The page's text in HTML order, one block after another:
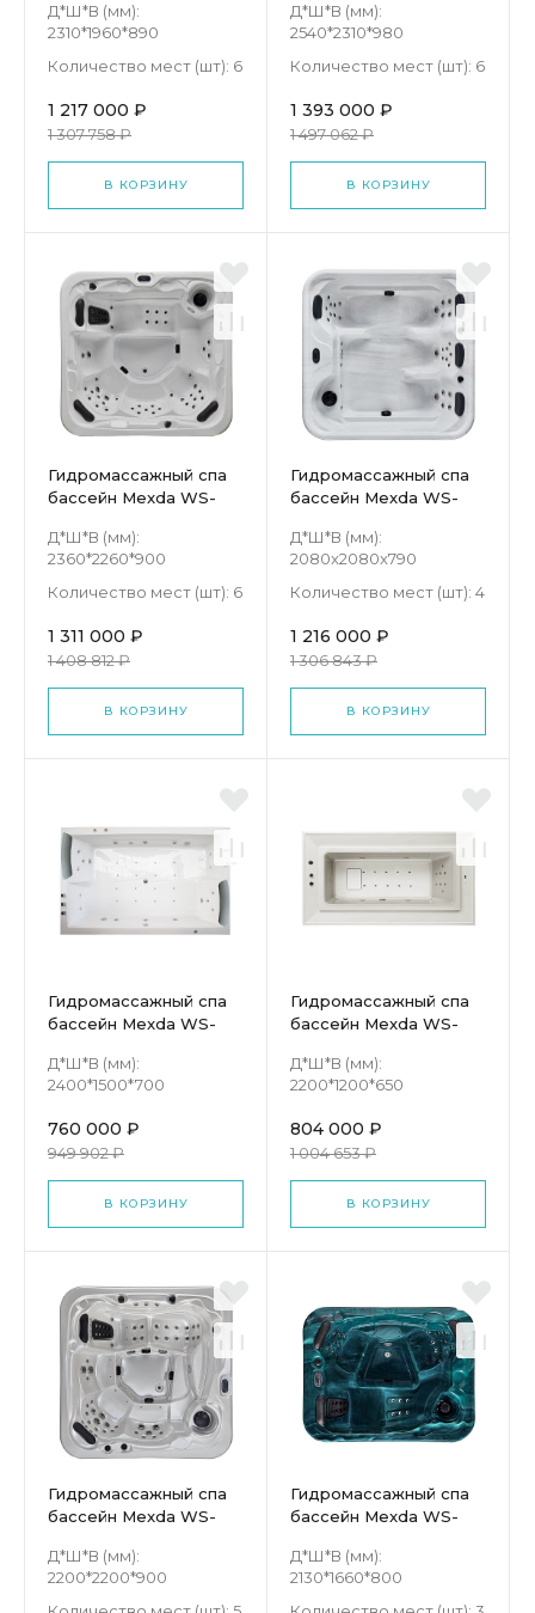
Д*Ш*В (мм):
2310*1960*890
Количество мест (шт): 6
1 217 000 ₽
1 307 758 ₽
В КОРЗИНУ
Д*Ш*В (мм):
2540*2310*980
Количество мест (шт): 6
1 393 000 ₽
1 497 062 ₽
В КОРЗИНУ
Гидромассажный спа
бассейн Mexda WS-
Д*Ш*В (мм):
2360*2260*900
Количество мест (шт): 6
1 311 000 ₽
1 408 812 ₽
В КОРЗИНУ
Гидромассажный спа
бассейн Mexda WS-
Д*Ш*В (мм):
2080x2080x790
Количество мест (шт): 4
1 216 000 ₽
1 306 843 ₽
В КОРЗИНУ
Гидромассажный спа
бассейн Mexda WS-
Д*Ш*В (мм):
2400*1500*700
760 000 ₽
949 902 ₽
В КОРЗИНУ
Гидромассажный спа
бассейн Mexda WS-
Д*Ш*В (мм):
2200*1200*650
804 000 ₽
1 004 653 ₽
В КОРЗИНУ
Гидромассажный спа
бассейн Mexda WS-
Д*Ш*В (мм):
2200*2200*900
Гидромассажный спа
бассейн Mexda WS-
Д*Ш*В (мм):
2130*1660*800